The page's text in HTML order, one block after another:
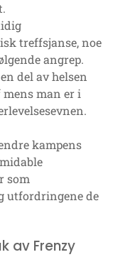
treffsjanse, noe
angrep.
del av helsen
man er i
kampens
som
utfordringene de
av Frenzy